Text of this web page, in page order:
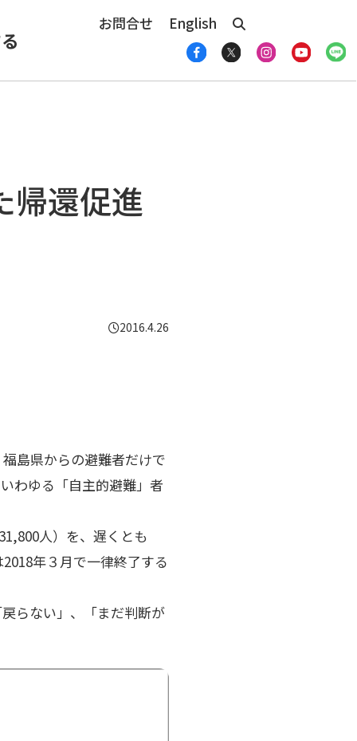
お問合せ English
帰還促進
2016.4.26
島県からの避難者だけで
わゆる「自主的避難」者
人）を、遅くとも
年３月で一律終了する
らない」、「まだ判断が